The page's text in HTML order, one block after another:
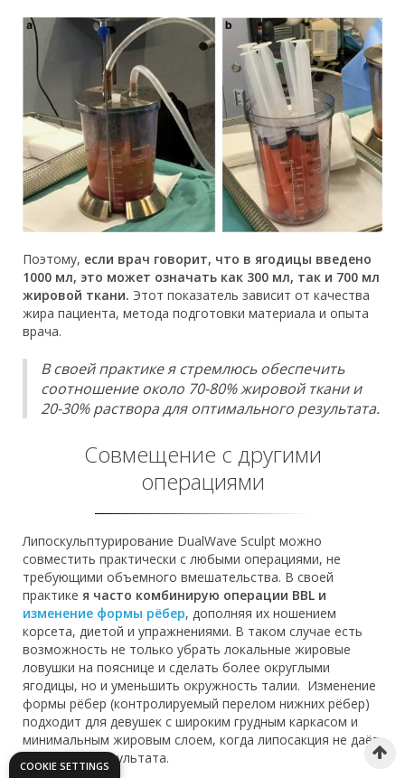
Поэтому, если врач говорит, что в ягодицы введено
1000 мл, это может означать как 300 мл, так и 700 мл
жировой ткани. Этот показатель зависит от качества
жира пациента, метода подготовки материала и опыта
врача.
В своей практике я стремлюсь обеспечить
соотношение около 70-80% жировой ткани и
20-30% раствора для оптимального результата.
Совмещение с другими
операциями
Липоскульптурирование DualWave Sculpt можно
совместить практически с любыми операциями, не
требующими объемного вмешательства. В своей
практике я часто комбинирую операции BBL и
изменение формы рёбер, дополняя их ношением
корсета, диетой и упражнениями. В таком случае есть
возможность не только убрать локальные жировые
ловушки на пояснице и сделать более округлыми
ягодицы, но и уменьшить окружность талии. Изменение
формы рёбер (контролируемый перелом нижних рёбер)
подходит для девушек с широким грудным каркасом и
минимальным жировым слоем, когда липосакция не даёт
желаемого результата.
COOKIE SETTINGS